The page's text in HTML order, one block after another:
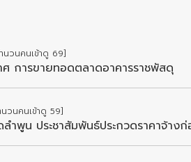
นวนคนเข้าดู 69]
การขายทอดตลาดอาคารราชพัสดุ
นวนคนเข้าดู 59]
ำพูน ประชาสัมพันธ์ประกวดราคาจ้าง